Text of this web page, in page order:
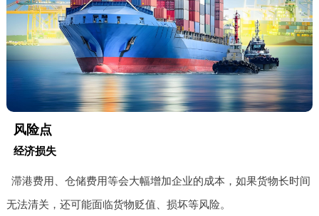
风险点
经济损失
滞港费用、仓储费用等会大幅增加企业的成本，如果货物长时间
无法清关，还可能面临货物贬值、损坏等风险。